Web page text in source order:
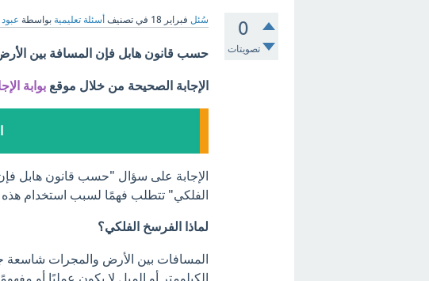
0
تصويتات
سُئل فبراير 18 في تصنيف أسئلة تعليمية بواسطة عبود
حسب قانون هابل فإن المسافة بين
الإجابة الصحيحة من خلال موقع بوابة
الإجابة على سؤال "حسب قانون هابل
الفلكي" تتطلب فهمًا لسبب استخدام هذه
لماذا الفرسخ الفلكي؟
المسافات بين الأرض والمجرات شاسعة
الكيلومتر أو الميل لا يكون عمليًا أو